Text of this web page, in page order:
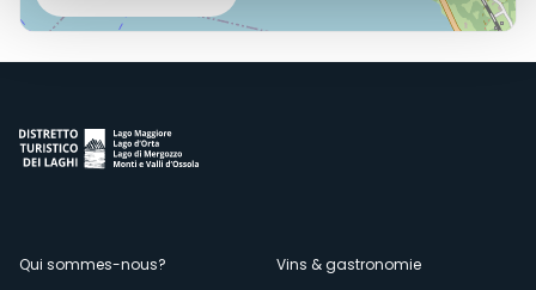
Qui sommes-nous? Vins & gastronomie